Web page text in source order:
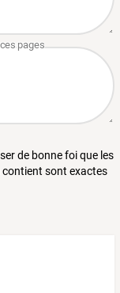
de bonne foi que les
sont exactes